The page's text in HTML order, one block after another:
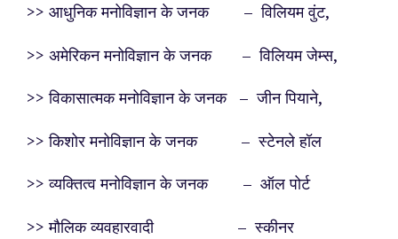
>> आधुनिक मनोविज्ञान के जनक – विलियम वुंट,
>> अमेरिकन मनोविज्ञान के जनक – विलियम जेम्स,
>> विकासात्मक मनोविज्ञान के जनक – जीन पियाने,
>> किशोर मनोविज्ञान के जनक – स्टेनले हॉल
>> व्यक्तित्व मनोविज्ञान के जनक – ऑल पोर्ट
>> मौलिक व्यवहारवादी – स्कीनर